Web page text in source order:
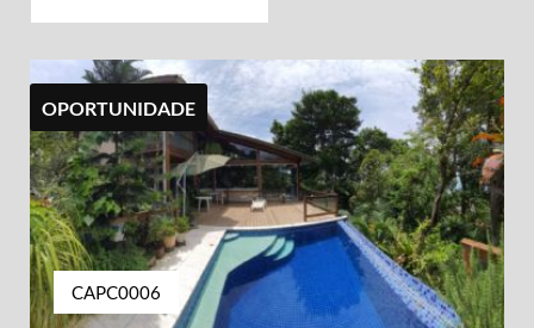
OPORTUNIDADE
CAPC0006